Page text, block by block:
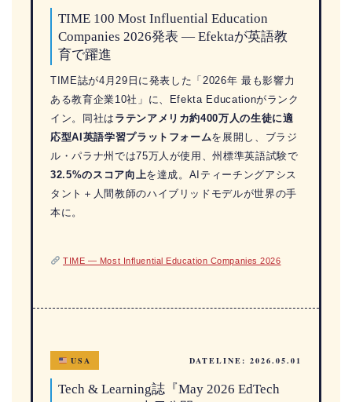
TIME 100 Most Influential Education
Companies 2026発表 — Efektaが英語教
育で躍進
TIME誌が4月29日に発表した「2026年 最も影響力
ある教育企業10社」に、Efekta Educationがランク
イン。同社は ラテンアメリカ約400万人の生徒に適
応型AI英語学習プラットフォームを展開し、ブラジ
ル・パラナ州では75万人が使用、州標準英語試験で
32.5%のスコア向上を達成。AIティーチングアシス
タント＋人間教師のハイブリッドモデルが世界の手
本に。
TIME — Most Influential Education Companies 2026
USA DATELINE: 2026.05.01
Tech & Learning誌『May 2026 EdTech